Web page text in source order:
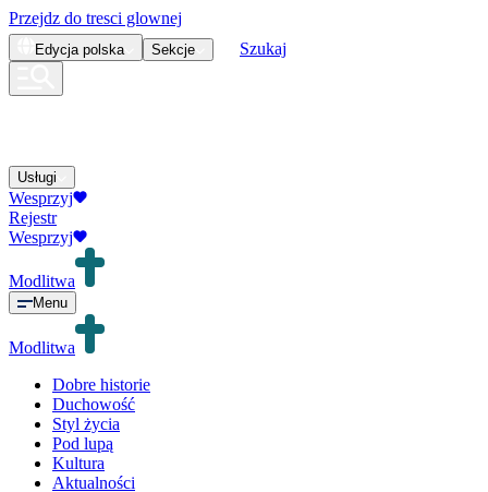
Przejdz do tresci glownej
Edycja polska Sekcje Szukaj
Usługi
Wesprzyj
Rejestr
Wesprzyj
Modlitwa
Menu
Modlitwa
Dobre historie
Duchowość
Styl życia
Pod lupą
Kultura
Aktualności